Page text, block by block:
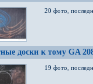
20 фото,
доски к тому GA
19 фото,